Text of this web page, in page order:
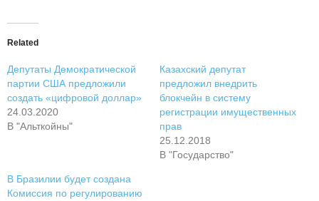
Related
Депутаты Демократической
партии США предложили
создать «цифровой доллар»
24.03.2020
В "Альткойны"
Казахский депутат
предложил внедрить
блокчейн в систему
регистрации имущественных
прав
25.12.2018
В "Государство"
В Бразилии будет создана
Комиссия по регулированию